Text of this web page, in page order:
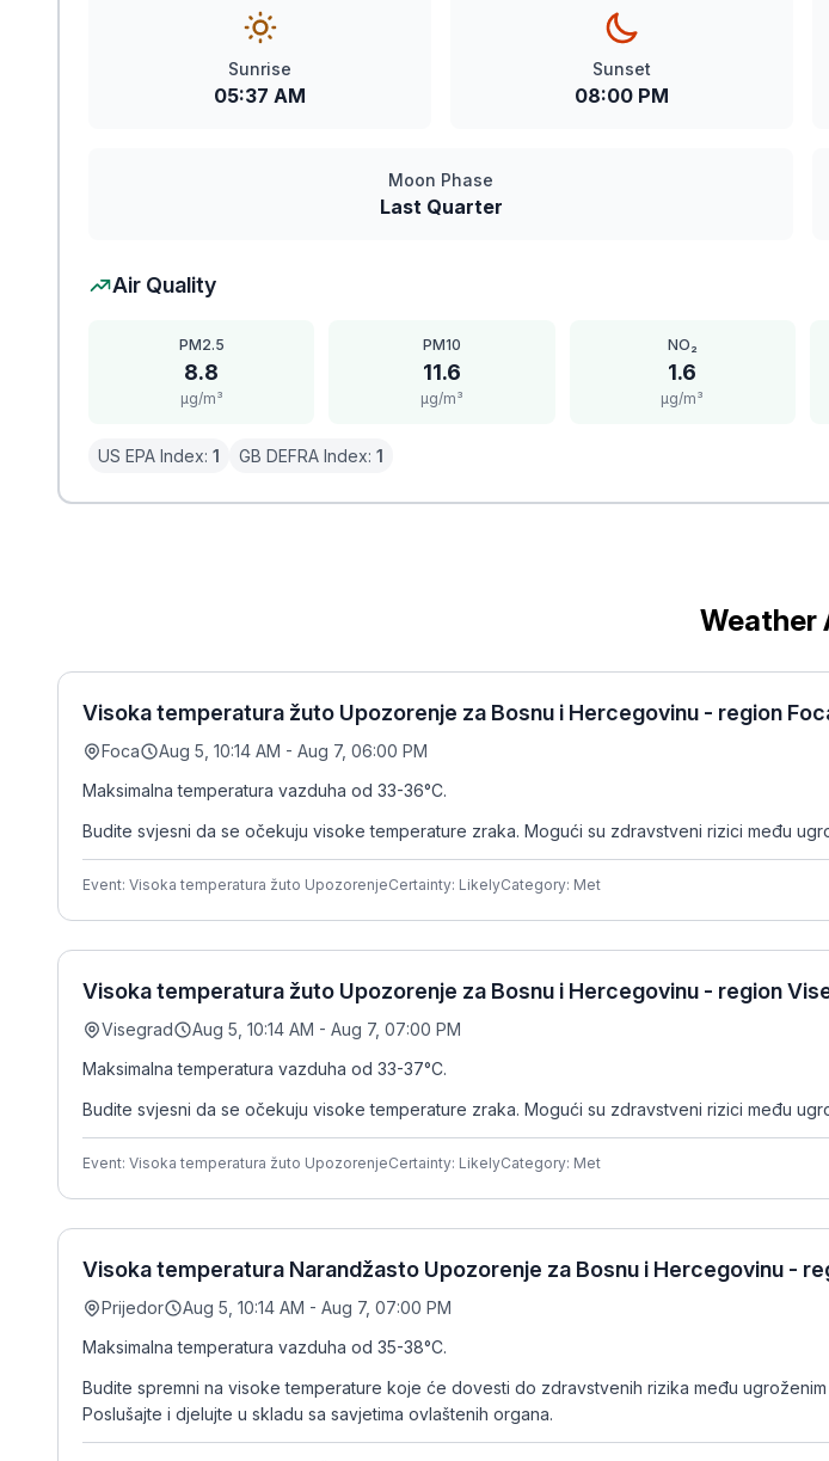
Sunrise
05:37 AM
Sunset
08:00 PM
Moon Phase
Last Quarter
Air Quality
PM2.5
8.8
μg/m³
PM10
11.6
μg/m³
NO₂
1.6
μg/m³
US EPA Index: 1 GB DEFRA Index: 1
Weather
Visoka temperatura žuto Upozorenje za Bosnu i Hercegovinu - region
Foca Aug 5, 10:14 AM - Aug 7, 06:00 PM
Maksimalna temperatura vazduha od 33-36°C.
Budite svjesni da se očekuju visoke temperature zraka. Mogući su zdravstveni rizici među
Event: Visoka temperatura žuto UpozorenjeCertainty: LikelyCategory: Met
Visoka temperatura žuto Upozorenje za Bosnu i Hercegovinu - region
Visegrad Aug 5, 10:14 AM - Aug 7, 07:00 PM
Maksimalna temperatura vazduha od 33-37°C.
Budite svjesni da se očekuju visoke temperature zraka. Mogući su zdravstveni rizici među
Event: Visoka temperatura žuto UpozorenjeCertainty: LikelyCategory: Met
Visoka temperatura Narandžasto Upozorenje za Bosnu i Hercegovinu -
Prijedor Aug 5, 10:14 AM - Aug 7, 07:00 PM
Maksimalna temperatura vazduha od 35-38°C.
Budite spremni na visoke temperature koje će dovesti do zdravstvenih rizika među
Poslušajte i djelujte u skladu sa savjetima ovlaštenih organa.